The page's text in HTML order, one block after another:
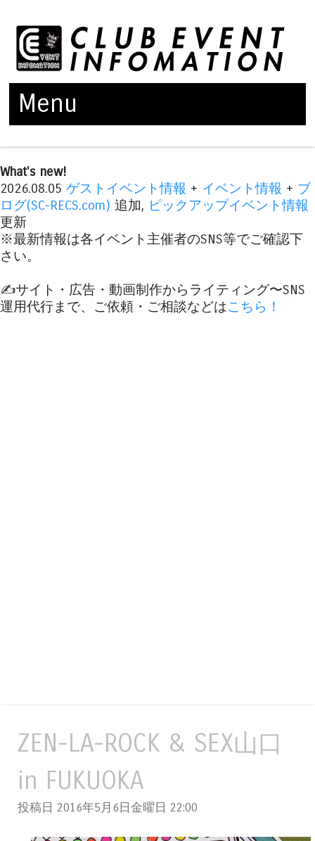
Menu
What's new!
2026.08.05 ゲストイベント情報 + イベント情報 + ブ
ログ(SC-RECS.com) 追加, ピックアップイベント情報
更新
※最新情報は各イベント主催者のSNS等でご確認下
さい。
✍️サイト・広告・動画制作からライティング〜SNS
運用代行まで、ご依頼・ご相談などはこちら！
ZEN-LA-ROCK & SEX山口
in FUKUOKA
投稿日 2016年5月6日金曜日 22:00